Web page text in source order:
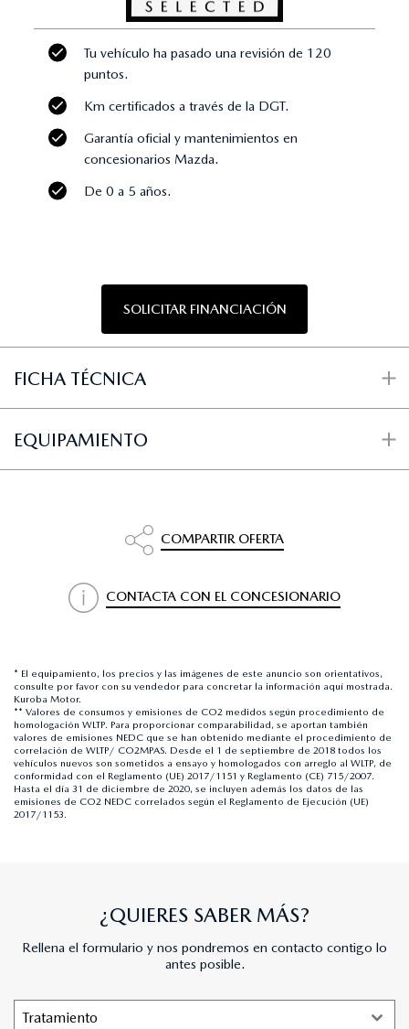
FICHA TÉCNICA
Tu vehículo ha pasado una revisión de 120
puntos.
Km certificados a través de la DGT.
Garantía oficial y mantenimientos en
concesionarios Mazda.
De 0 a 5 años.
SOLICITAR FINANCIACIÓN
COMPARTIR OFERTA
CONTACTA CON EL CONCESIONARIO
EQUIPAMIENTO
* El equipamiento, los precios y las imágenes de este anuncio son orientativos,
consulte por favor con su vendedor para concretar la información aquí mostrada.
Kuroba Motor.
** Valores de consumos y emisiones de CO2 medidos según procedimiento de
homologación WLTP. Para proporcionar comparabilidad, se aportan también
valores de emisiones NEDC que se han obtenido mediante el procedimiento de
correlación de WLTP/ CO2MPAS. Desde el 1 de septiembre de 2018 todos los
vehículos nuevos son sometidos a ensayo y homologados con arreglo al WLTP, de
conformidad con el Reglamento (UE) 2017/1151 y Reglamento (CE) 715/2007.
Hasta el día 31 de diciembre de 2020, se incluyen además los datos de las
emisiones de CO2 NEDC correlados según el Reglamento de Ejecución (UE)
2017/1153.
¿QUIERES SABER MÁS?
Rellena el formulario y nos pondremos en contacto contigo lo
antes posible.
Tratamiento